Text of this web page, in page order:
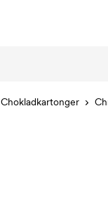
Chokladkartonger